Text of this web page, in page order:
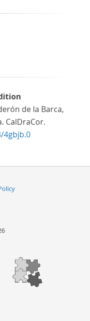
de la Barca,
CalDraCor.
4gbjb.0